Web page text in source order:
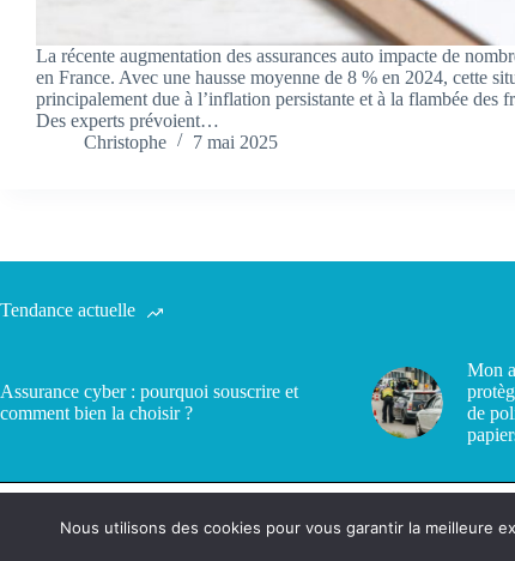
La récente augmentation des assurances auto impacte de
en France. Avec une hausse moyenne de 8 % en 2024, cette
principalement due à l’inflation persistante et à la flambée des
Des experts prévoient…
Christophe
7 mai 2025
Tendance actuelle
Assurance cyber : pourquoi souscrire et
comment bien la choisir ?
Mon
de
Nous utilisons des cookies pour vous garantir la meilleure